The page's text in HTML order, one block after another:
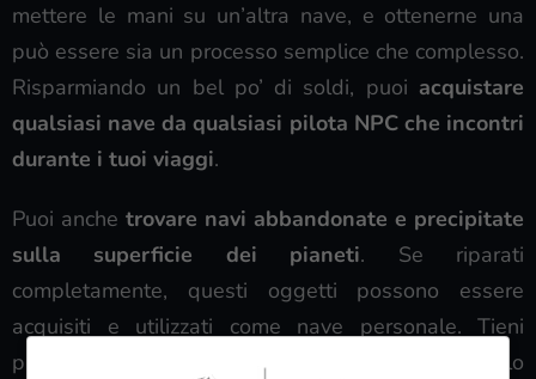
mettere le mani su un’altra nave, e ottenerne una
può essere sia un processo semplice che complesso.
Risparmiando un bel po’ di soldi, puoi acquistare
qualsiasi nave da qualsiasi pilota NPC che incontri
durante i tuoi viaggi.
Puoi anche trovare navi abbandonate e precipitate
sulla superficie dei pianeti. Se riparati
completamente, questi oggetti possono essere
acquisiti e utilizzati come nave personale. Tieni
presente che fare ciò ti farà abbandonare il veicolo